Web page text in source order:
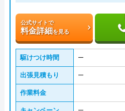
公式サイトで
料金詳細を見る
駆けつけ時間 ー
出張見積もり ー
作業料金